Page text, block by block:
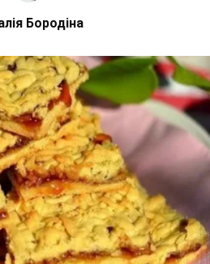
Бородіна